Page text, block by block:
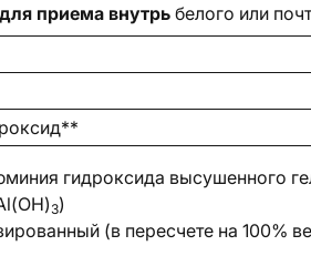
приема внутрь белого или
гидроксида высушенного
3)
(в пересчете на 100%